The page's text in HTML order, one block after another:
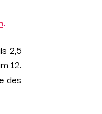
.
2,5
12.
des